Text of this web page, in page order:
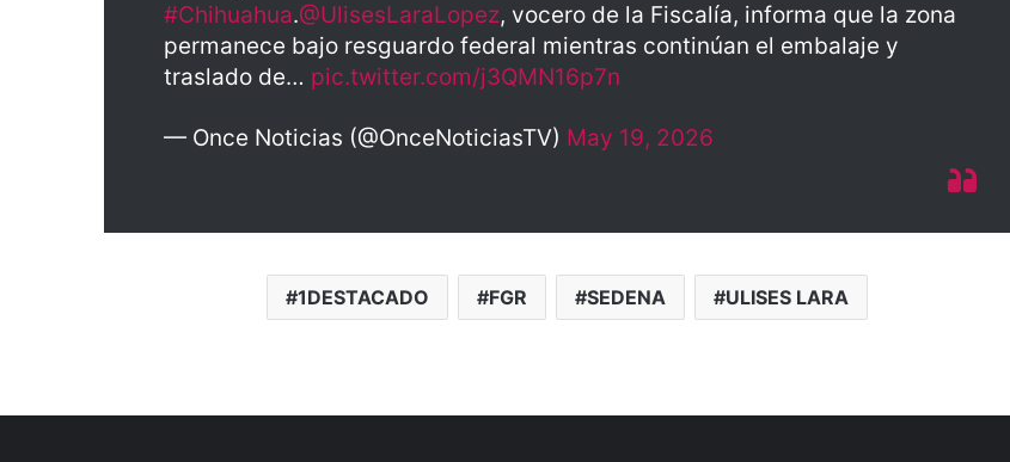
#Chihuahua.@UlisesLaraLopez, vocero de la Fiscalía, informa que la zona
permanece bajo resguardo federal mientras continúan el embalaje y
traslado de… pic.twitter.com/j3QMN16p7n
— Once Noticias (@OnceNoticiasTV) May 19, 2026
1DESTACADO FGR SEDENA ULISES LARA